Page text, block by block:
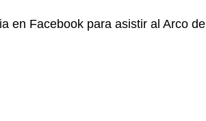
en Facebook para asistir al Arco de